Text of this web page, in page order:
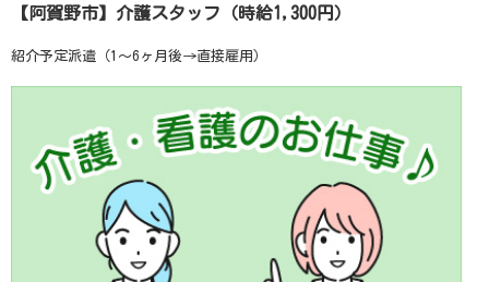
【阿賀野市】介護スタッフ（時給1,300円）
紹介予定派遣（1～6ヶ月後→直接雇用）